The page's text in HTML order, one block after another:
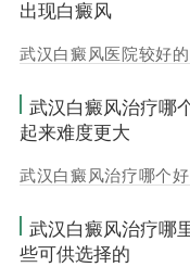
出现白癜风
武汉白癜风医院较好
武汉白癜风治疗哪
起来难度更大
武汉白癜风治疗哪个
武汉白癜风治疗哪
些可供选择的